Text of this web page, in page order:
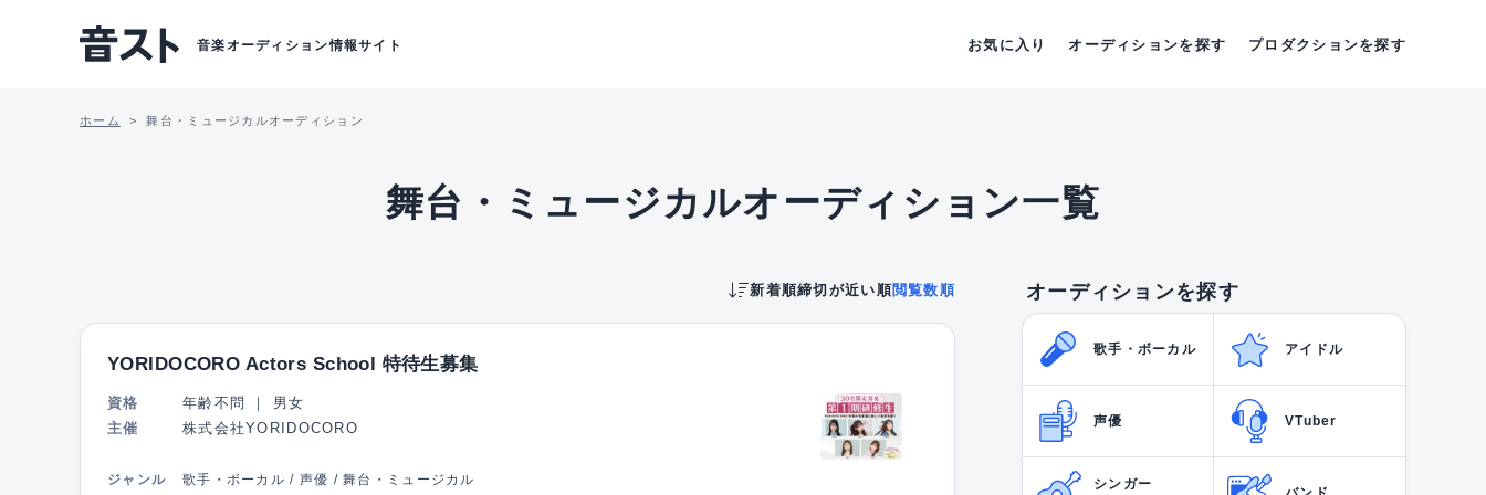
音楽オーディション情報サイト お気に入り オーディションを探す プロダクションを探す
ホーム 舞台・ミュージカルオーディション
舞台・ミュージカルオーディション一覧
新着順締切が近い順閲覧数順
YORIDOCORO Actors School 特待生募集
資格 年齢不問 ｜ 男女
主催
株式会社YORIDOCORO
ジャンル 歌手・ボーカル / 声優 / 舞台・ミュージカル
オーディションを探す
歌手・ボーカル アイドル
声優 VTuber
シンガー